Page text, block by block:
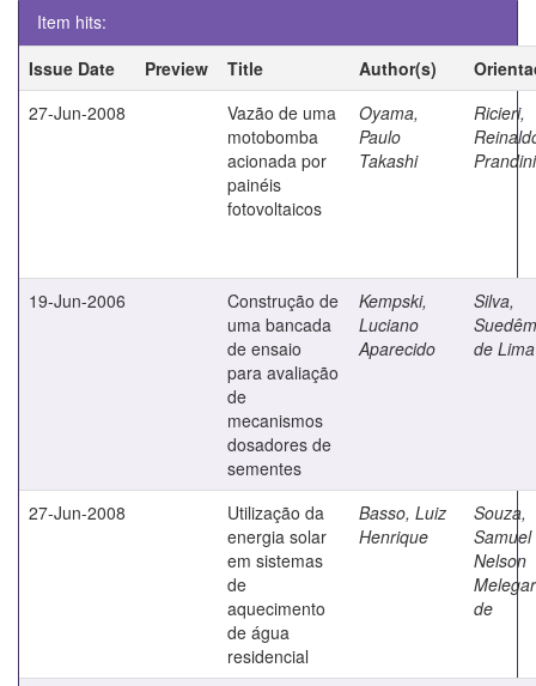
Item hits:
Issue Date
Preview Title Author(s)
27-Jun-2008
Vazão de uma
motobomba
acionada por
painéis
fotovoltaicos
Oyama,
Paulo
Takashi
Ricieri,
Prandini
19-Jun-2006
Construção de
uma bancada
de ensaio
para avaliação
de
mecanismos
dosadores de
sementes
Kempski,
Luciano
Aparecido
Silva,
de Lima
27-Jun-2008
Utilização da
energia solar
em sistemas
de
aquecimento
de água
residencial
Basso, Luiz
Henrique
Souza,
Samuel
Nelson
de